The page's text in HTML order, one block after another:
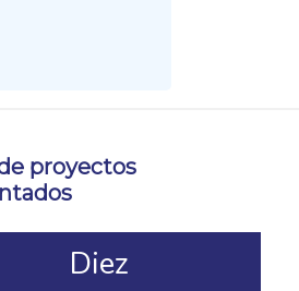
proyectos
Diez